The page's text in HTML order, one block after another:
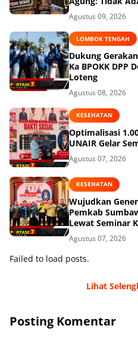
Agustus 09, 2026
LOMBOK TENGAH
Dukung
Ka BPOKK DPP
Loteng
Agustus 08, 2026
KESEHATAN
Optimalisasi
UNAIR Gelar
Agustus 07, 2026
KESEHATAN
Wujudkan
Pemkab
Lewat Seminar
Agustus 07, 2026
Failed to load posts.
Lihat
Posting Komentar